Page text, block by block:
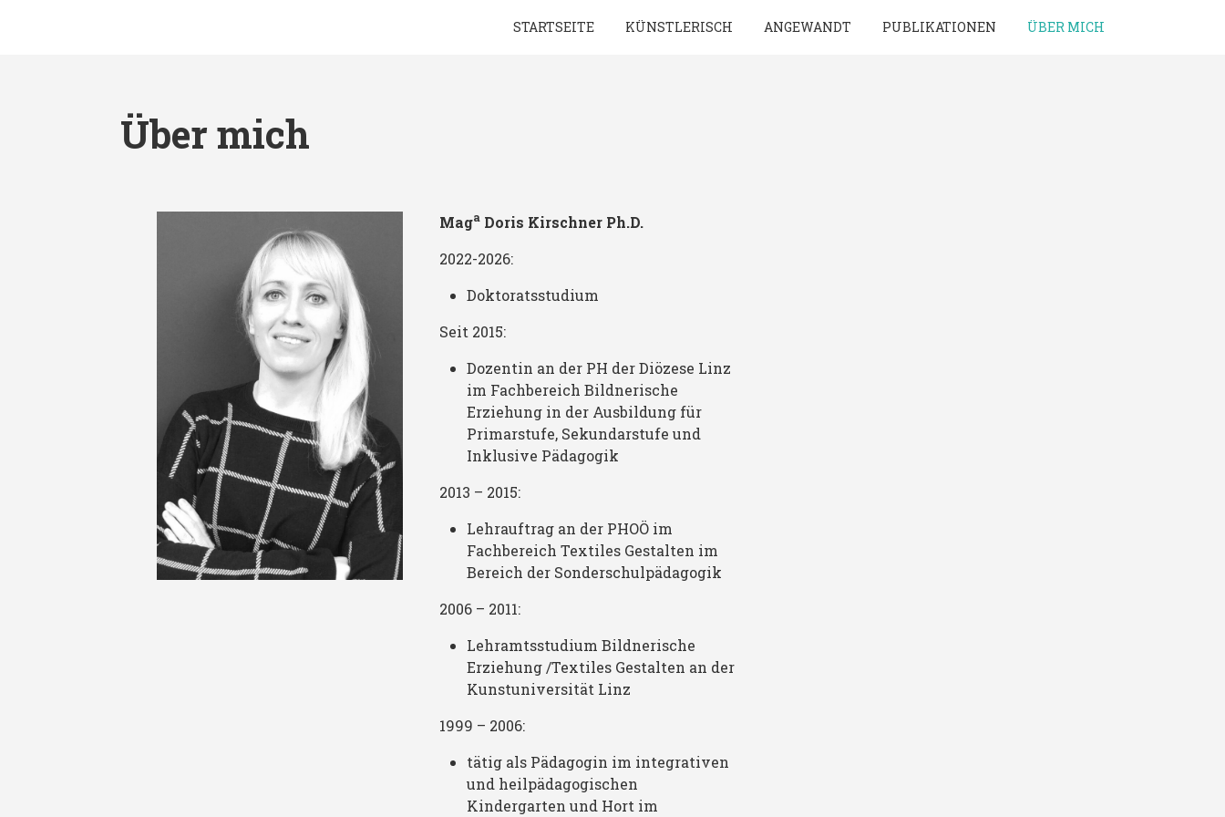
STARTSEITE KÜNSTLERISCH ANGEWANDT PUBLIKATIONEN ÜBER MICH
Über mich
Maga Doris Kirschner Ph.D.
2022-2026:
Doktoratsstudium
Seit 2015:
Dozentin an der PH der Diözese Linz
im Fachbereich Bildnerische
Erziehung in der Ausbildung für
Primarstufe, Sekundarstufe und
Inklusive Pädagogik
2013 – 2015:
Lehrauftrag an der PHOÖ im
Fachbereich Textiles Gestalten im
Bereich der Sonderschulpädagogik
2006 – 2011:
Lehramtsstudium Bildnerische
Erziehung /Textiles Gestalten an der
Kunstuniversität Linz
1999 – 2006:
tätig als Pädagogin im integrativen
und heilpädagogischen
Kindergarten und Hort im